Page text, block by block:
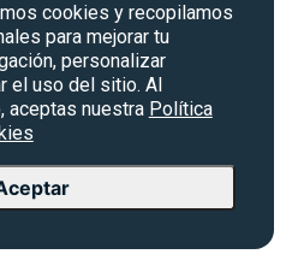
cookies y recopilamos
para mejorar tu
personalizar
el uso del sitio. Al
aceptas nuestra Política